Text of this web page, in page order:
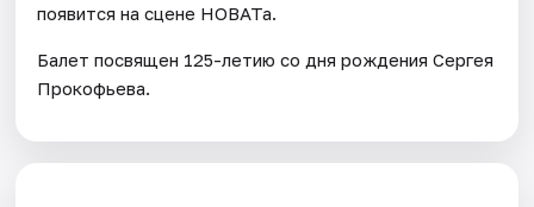
появится на сцене НОВАТа.
Балет посвящен 125-летию со дня рождения Сергея
Прокофьева.